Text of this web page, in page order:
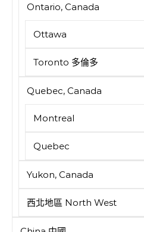
Ontario, Canada
Ottawa
Toronto 多倫多
Quebec, Canada
Montreal
Quebec
Yukon, Canada
西北地區 North West